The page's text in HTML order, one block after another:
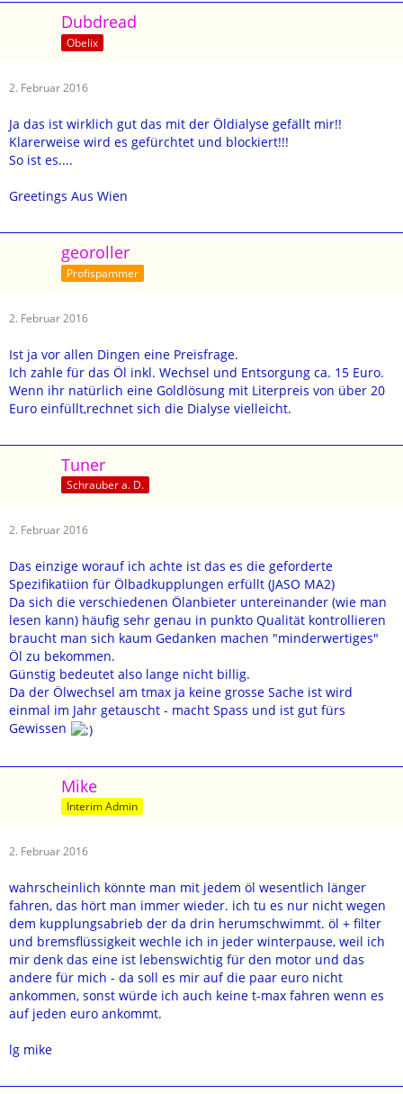
Dubdread
Obelix
2. Februar 2016
Ja das ist wirklich gut das mit der Öldialyse gefällt mir!!
Klarerweise wird es gefürchtet und blockiert!!!
So ist es....
Greetings Aus Wien
georoller
Profispammer
2. Februar 2016
Ist ja vor allen Dingen eine Preisfrage.
Ich zahle für das Öl inkl. Wechsel und Entsorgung ca. 15 Euro.
Wenn ihr natürlich eine Goldlösung mit Literpreis von über 20
Euro einfüllt,rechnet sich die Dialyse vielleicht.
Tuner
Schrauber a. D.
2. Februar 2016
Das einzige worauf ich achte ist das es die geforderte
Spezifikatiion für Ölbadkupplungen erfüllt (JASO MA2)
Da sich die verschiedenen Ölanbieter untereinander (wie man
lesen kann) häufig sehr genau in punkto Qualität kontrollieren
braucht man sich kaum Gedanken machen "minderwertiges"
Öl zu bekommen.
Günstig bedeutet also lange nicht billig.
Da der Ölwechsel am tmax ja keine grosse Sache ist wird
einmal im Jahr getauscht - macht Spass und ist gut fürs
Gewissen
Mike
Interim Admin
2. Februar 2016
wahrscheinlich könnte man mit jedem öl wesentlich länger
fahren, das hört man immer wieder. ich tu es nur nicht wegen
dem kupplungsabrieb der da drin herumschwimmt. öl + filter
und bremsflüssigkeit wechle ich in jeder winterpause, weil ich
mir denk das eine ist lebenswichtig für den motor und das
andere für mich - da soll es mir auf die paar euro nicht
ankommen, sonst würde ich auch keine t-max fahren wenn es
auf jeden euro ankommt.
lg mike